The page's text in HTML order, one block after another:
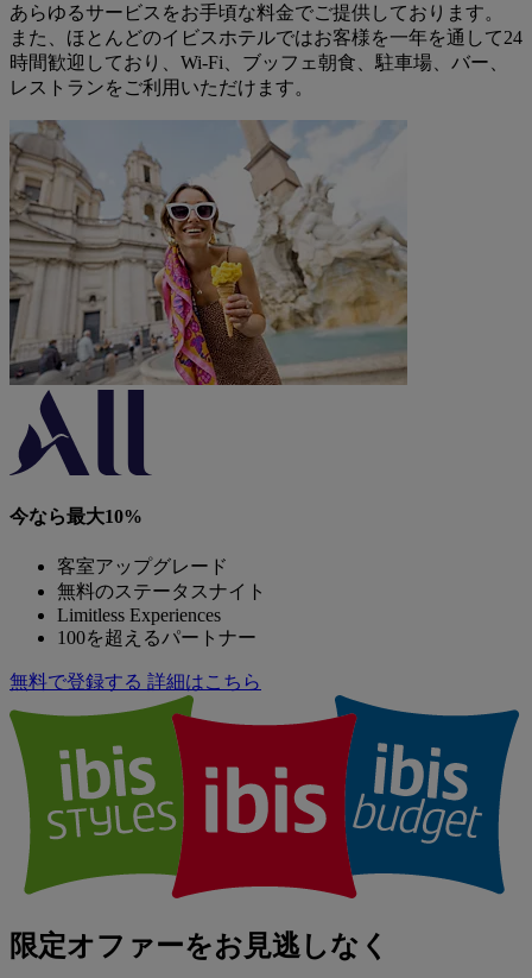
あらゆるサービスをお手頃な料金でご提供しております。
また、ほとんどのイビスホテルではお客様を一年を通して24
時間歓迎しており、Wi-Fi、ブッフェ朝食、駐車場、バー、
レストランをご利用いただけます。
今なら最大10%
客室アップグレード
無料のステータスナイト
Limitless Experiences
100を超えるパートナー
無料で登録する 詳細はこちら
限定オファーをお見逃しなく